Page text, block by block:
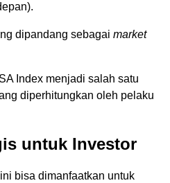
dipandang sebagai market
Index menjadi salah satu
diperhitungkan oleh pelaku
untuk Investor
bisa dimanfaatkan untuk